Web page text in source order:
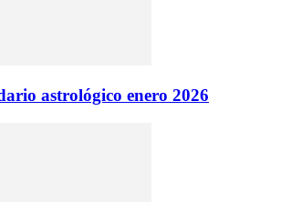
astrológico enero 2026